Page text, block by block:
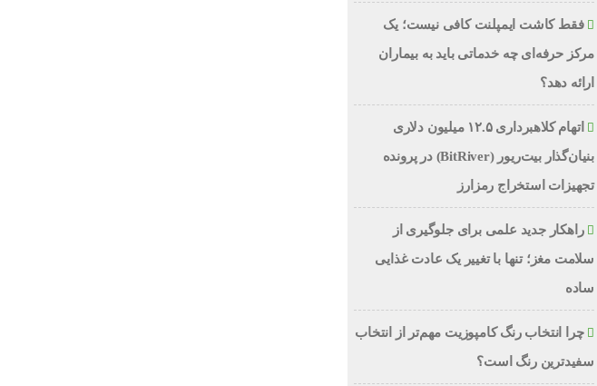
فقط کاشت ایمپلنت کافی نیست؛ یک
مرکز حرفه‌ای چه خدماتی باید به بیماران
ارائه دهد؟
اتهام کلاهبرداری ۱۲.۵ میلیون دلاری
بنیان‌گذار بیت‌ریور (BitRiver) در پرونده
تجهیزات استخراج رمزارز
راهکار جدید علمی برای جلوگیری از
سلامت مغز؛ تنها با تغییر یک عادت غذایی
ساده
چرا انتخاب رنگ کامپوزیت مهم‌تر از انتخاب
سفیدترین رنگ است؟